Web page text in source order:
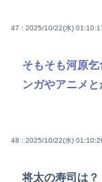
47 : 2025/10/22(水)
そもそも河原
ンガやアニメ
48 : 2025/10/22(水)
将太の寿司は？